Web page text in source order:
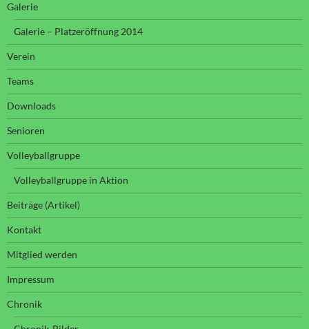
Galerie
Galerie – Platzeröffnung 2014
Verein
Teams
Downloads
Senioren
Volleyballgruppe
Volleyballgruppe in Aktion
Beiträge (Artikel)
Kontakt
Mitglied werden
Impressum
Chronik